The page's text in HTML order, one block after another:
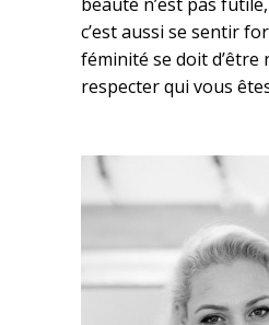
c’est aussi se sentir
féminité se doit
respecter qui vous